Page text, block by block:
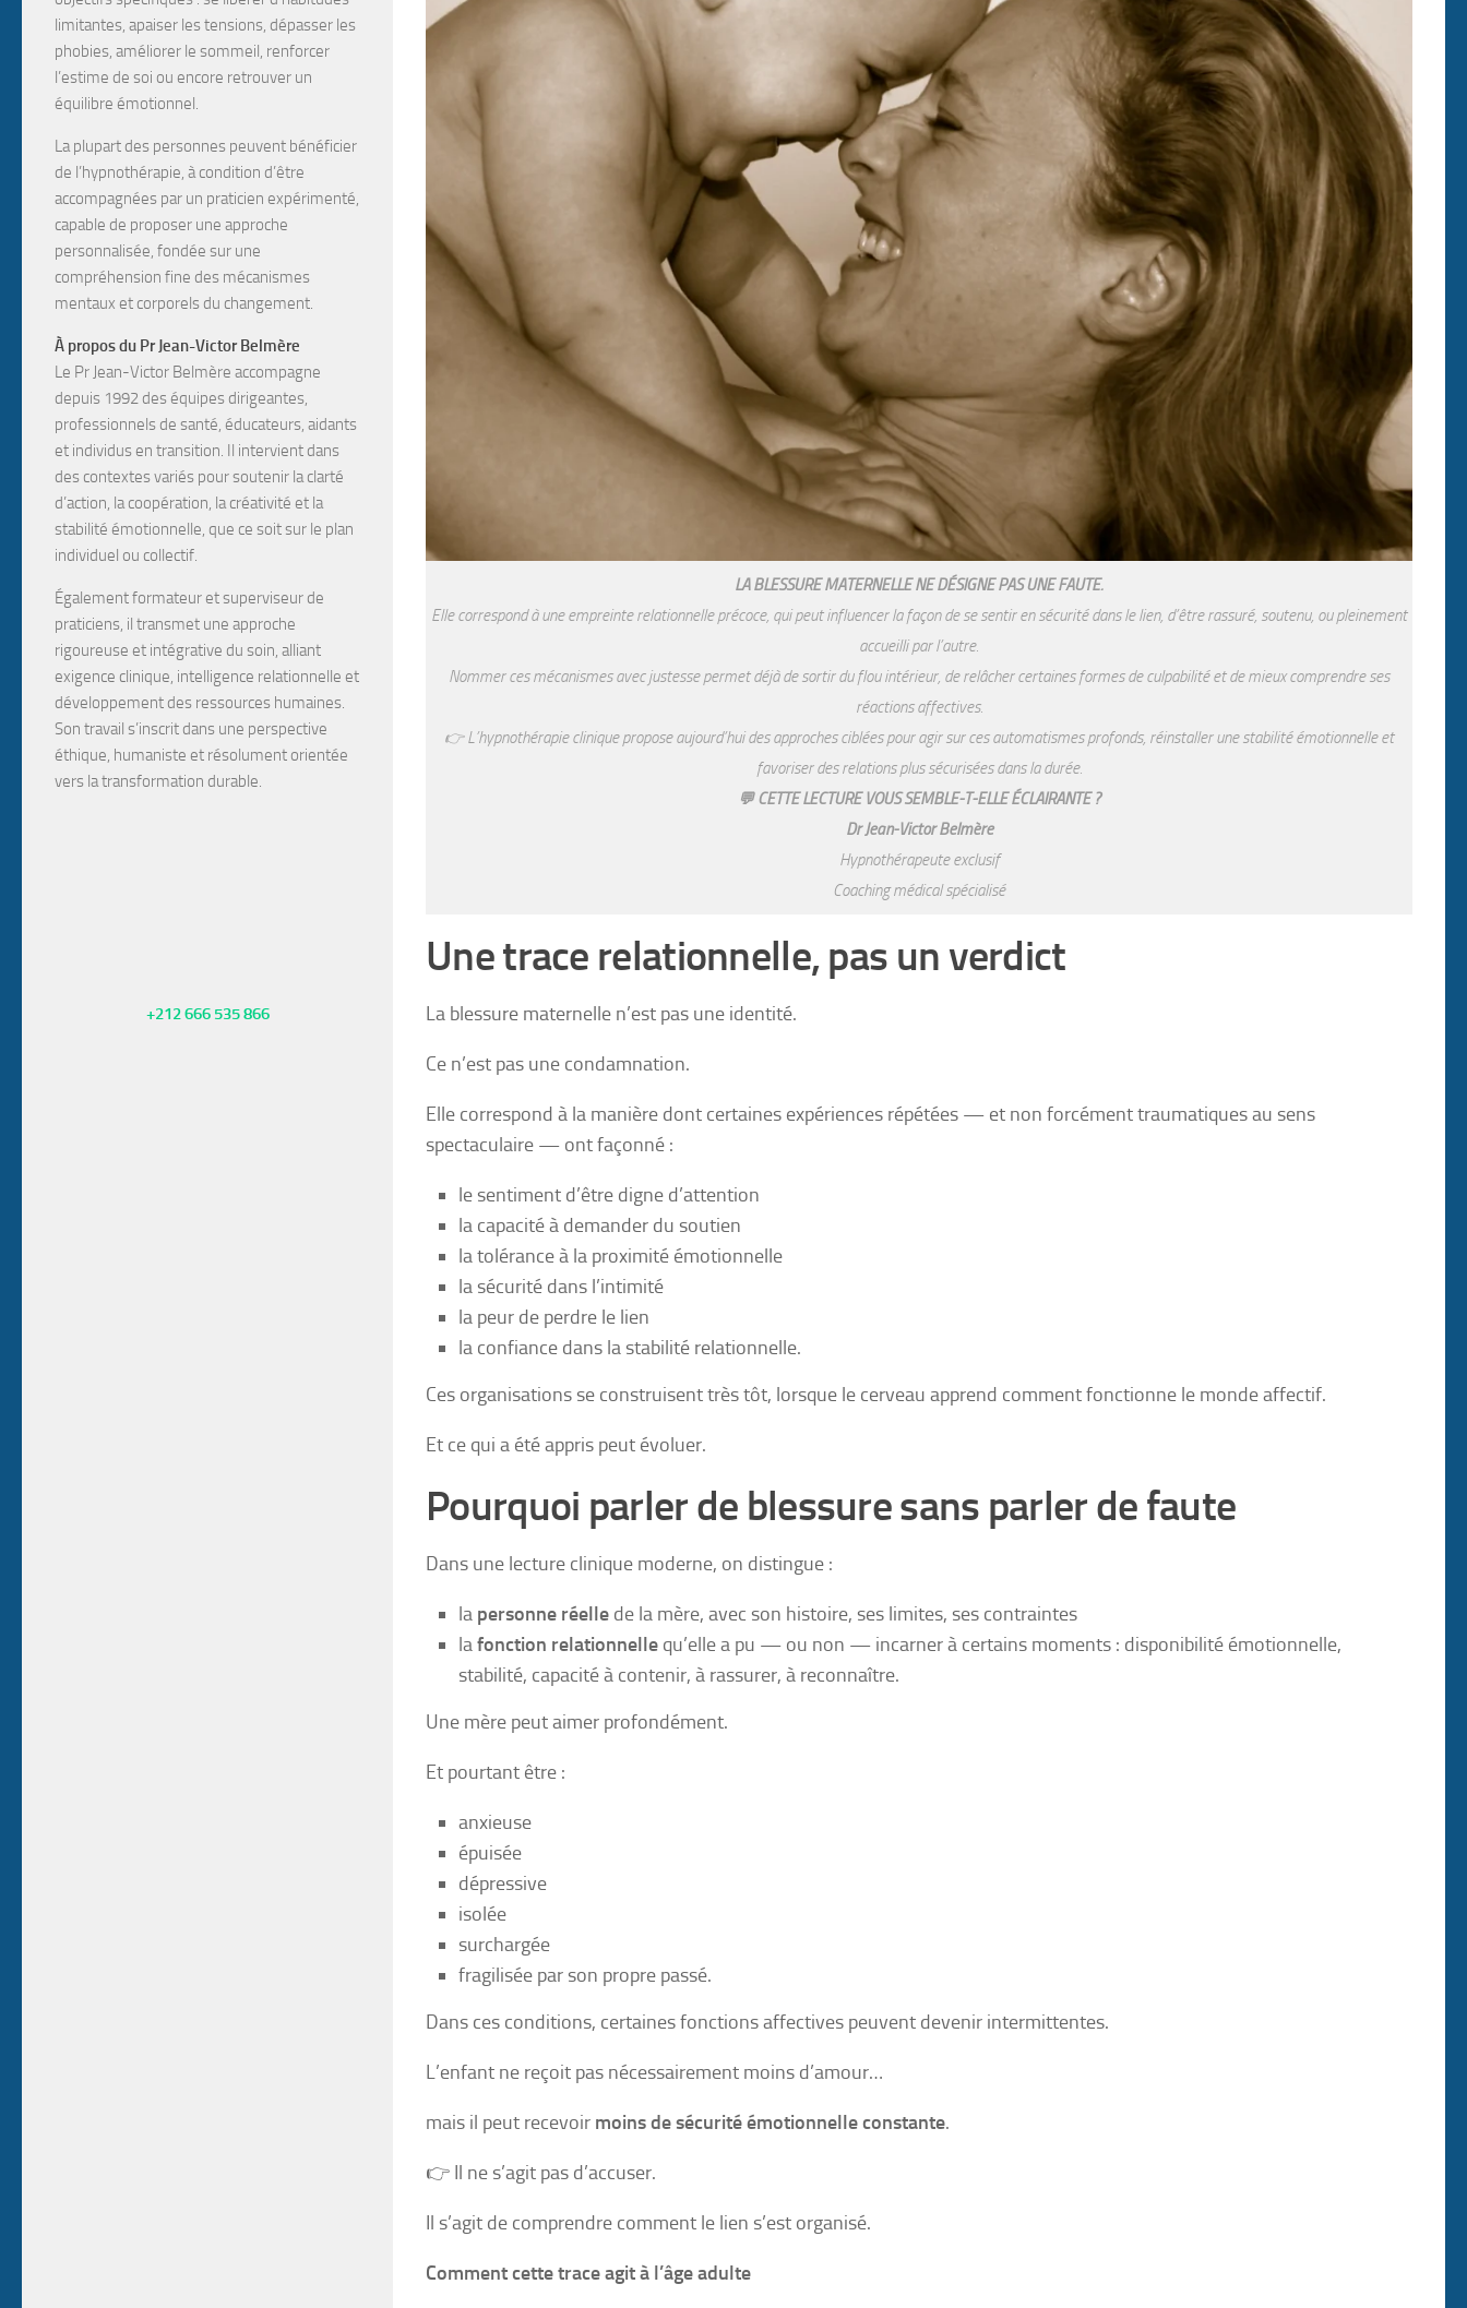
LA BLESSURE MATERNELLE NE DÉSIGNE PAS UNE FAUTE.
Elle correspond à une empreinte relationnelle précoce, qui peut influencer la façon de se sentir en sécurité dans le lien, d’être rassuré, soutenu, ou pleinement
accueilli par l’autre.
Nommer ces mécanismes avec justesse permet déjà de sortir du flou intérieur, de relâcher certaines formes de culpabilité et de mieux comprendre ses
réactions affectives.
👉 L’hypnothérapie clinique propose aujourd’hui des approches ciblées pour agir sur ces automatismes profonds, réinstaller une stabilité émotionnelle et
favoriser des relations plus sécurisées dans la durée.
💬 CETTE LECTURE VOUS SEMBLE-T-ELLE ÉCLAIRANTE ?
Dr Jean-Victor Belmère
Hypnothérapeute exclusif
Coaching médical spécialisé
Une trace relationnelle, pas un verdict
La blessure maternelle n’est pas une identité.
Ce n’est pas une condamnation.
Elle correspond à la manière dont certaines expériences répétées — et non forcément traumatiques au sens
spectaculaire — ont façonné :
le sentiment d’être digne d’attention
la capacité à demander du soutien
la tolérance à la proximité émotionnelle
la sécurité dans l’intimité
la peur de perdre le lien
la confiance dans la stabilité relationnelle.
Ces organisations se construisent très tôt, lorsque le cerveau apprend comment fonctionne le monde affectif.
Et ce qui a été appris peut évoluer.
Pourquoi parler de blessure sans parler de faute
Dans une lecture clinique moderne, on distingue :
la personne réelle de la mère, avec son histoire, ses limites, ses contraintes
lafonction relationnelle qu’elle a pu — ou non — incarner à certains moments : disponibilité émotionnelle,
stabilité, capacité à contenir, à rassurer, à reconnaître.
Une mère peut aimer profondément.
Et pourtant être :
anxieuse
épuisée
dépressive
isolée
surchargée
fragilisée par son propre passé.
Dans ces conditions, certaines fonctions affectives peuvent devenir intermittentes.
L’enfant ne reçoit pas nécessairement moins d’amour…
mais il peut recevoir moins de sécurité émotionnelle constante.
👉 Il ne s’agit pas d’accuser.
Il s’agit de comprendre comment le lien s’est organisé.
Comment cette trace agit à l’âge adulte
limitantes, apaiser les tensions, dépasser les
phobies, améliorer le sommeil, renforcer
l’estime de soi ou encore retrouver un
équilibre émotionnel
La plupart des personnes peuvent bénéficier
de l’hypnothérapie, à condition d’être
accompagnées par un praticien expérimenté
capable de proposer une approche
personnalisée, fondée sur une
compréhension fine des mécanismes
mentaux et corporels du changement.
À propos du Pr Jean-Victor Belmère
Le Pr Jean-Victor Belmère accompagne
depuis 1992 des équipes dirigeantes,
professionnels de santé, éducateurs, aidants
et individus en transition . Il intervient dans
des contextes variés pour soutenir la clarté
d’action, la coopération, la créativité et la
stabilité émotionnelle , que ce soit sur le plan
individuel ou collectif.
Égalementformateur etsuperviseur de
praticiens , il transmet une approche
rigoureuse et intégrative du soin, alliant
exigence clinique, intelligence relationnelle et
développement des ressources humaines.
Son travail s’inscrit dans une perspective
éthique, humaniste et résolument orientée
vers la transformation durable.
+212 666 535 866